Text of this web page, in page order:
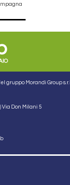
gruppo Morandi Group s.r.l.
Via Don Milani 5